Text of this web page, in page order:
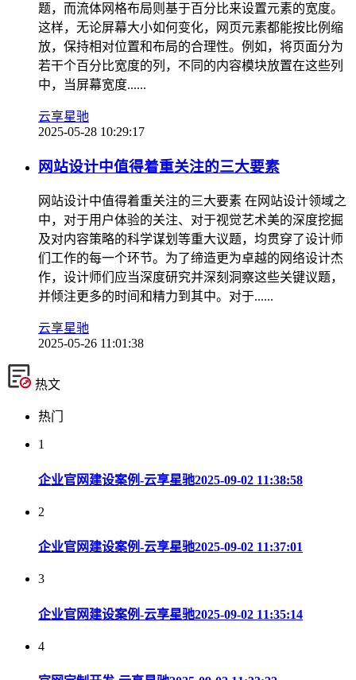
题，而流体网格布局则基于百分比来设置元素的宽度。
这样，无论屏幕大小如何变化，网页元素都能按比例缩
放，保持相对位置和布局的合理性。例如，将页面分为
若干个百分比宽度的列，不同的内容模块放置在这些列
中，当屏幕宽度......
云享星驰
2025-05-28 10:29:17
网站设计中值得着重关注的三大要素
网站设计中值得着重关注的三大要素 在网站设计领域之
中，对于用户体验的关注、对于视觉艺术美的深度挖掘
及对内容策略的科学谋划等重大议题，均贯穿了设计师
们工作的每一个环节。为了缔造更为卓越的网络设计杰
作，设计师们应当深度研究并深刻洞察这些关键议题，
并倾注更多的时间和精力到其中。对于......
云享星驰
2025-05-26 11:01:38
热文
热门
1
企业官网建设案例-云享星驰2025-09-02 11:38:58
2
企业官网建设案例-云享星驰2025-09-02 11:37:01
3
企业官网建设案例-云享星驰2025-09-02 11:35:14
4